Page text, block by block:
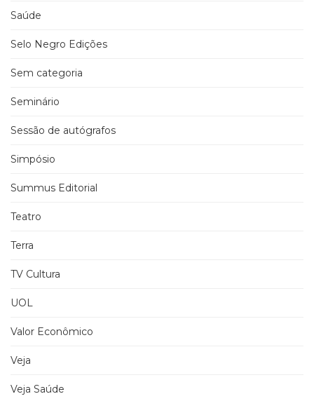
Saúde
Selo Negro Edições
Sem categoria
Seminário
Sessão de autógrafos
Simpósio
Summus Editorial
Teatro
Terra
TV Cultura
UOL
Valor Econômico
Veja
Veja Saúde